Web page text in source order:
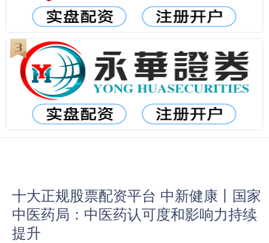
十大正规股票配资平台 中新健康丨国家
中医药局：中医药认可度和影响力持续
提升